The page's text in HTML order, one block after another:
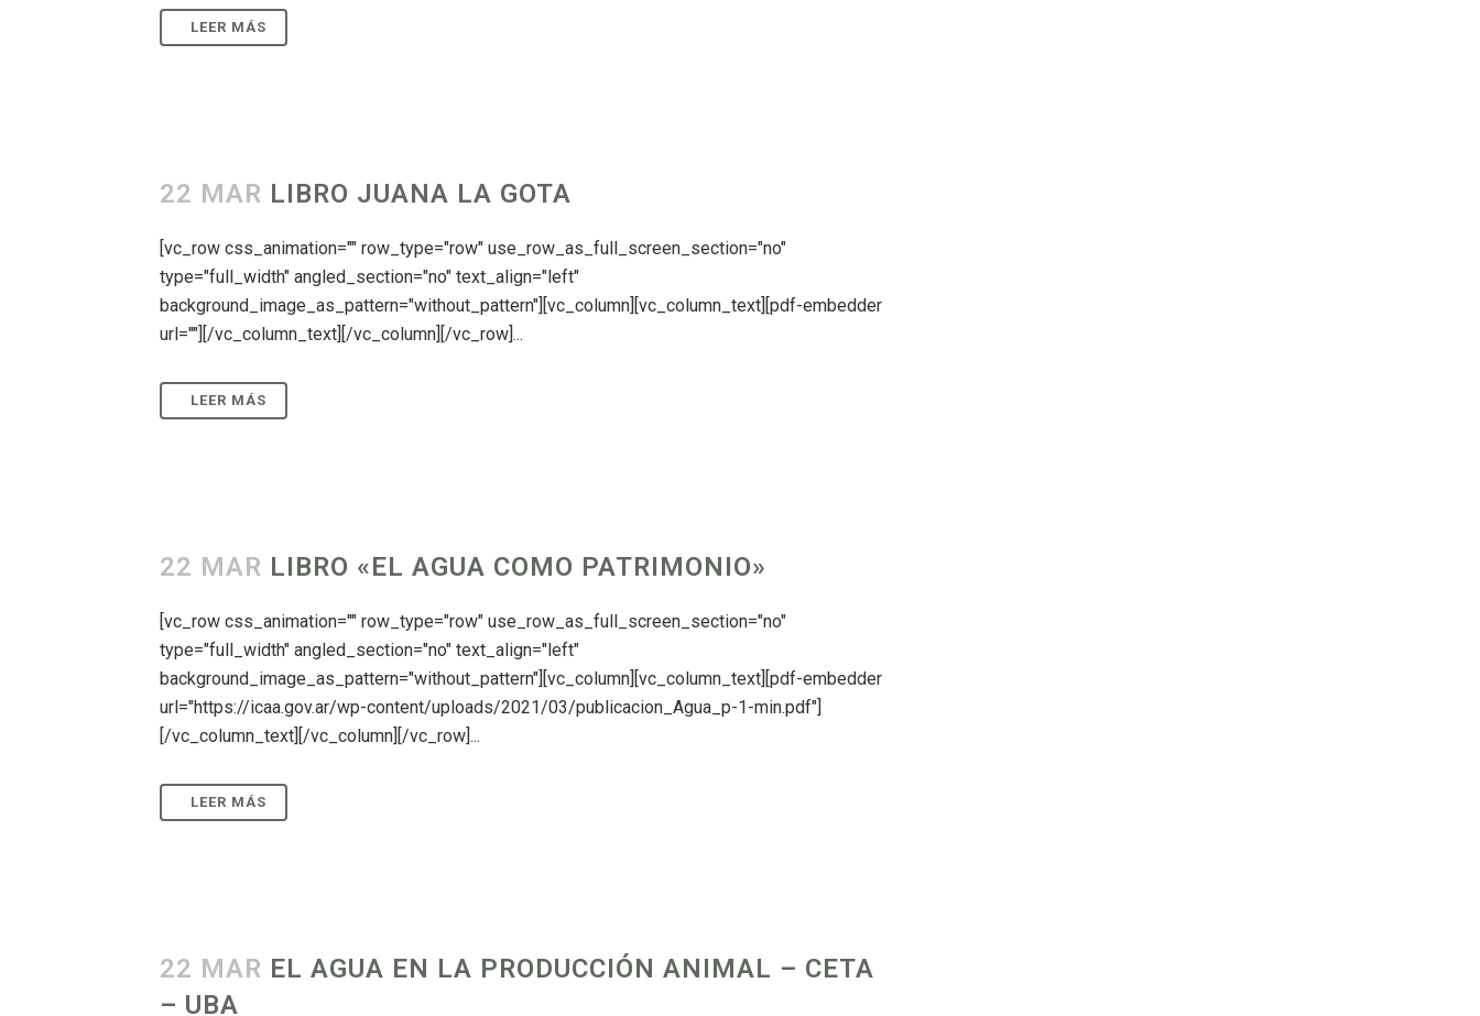
22 MAR LIBRO JUANA LA GOTA
[vc_row css_animation="" row_type="row" use_row_as_full_screen_section="no"
type="full_width" angled_section="no" text_align="left"
background_image_as_pattern="without_pattern"][vc_column][vc_column_text][pdf-embedder
url=""][/vc_column_text][/vc_column][/vc_row]...
22 MAR LIBRO «EL AGUA COMO PATRIMONIO»
[vc_row css_animation="" row_type="row" use_row_as_full_screen_section="no"
type="full_width" angled_section="no" text_align="left"
background_image_as_pattern="without_pattern"][vc_column][vc_column_text][pdf-embedder
url="https://icaa.gov.ar/wp-content/uploads/2021/03/publicacion_Agua_p-1-min.pdf"]
[/vc_column_text][/vc_column][/vc_row]...
22 MAR EL AGUA EN LA PRODUCCIÓN ANIMAL – CETA
– UBA